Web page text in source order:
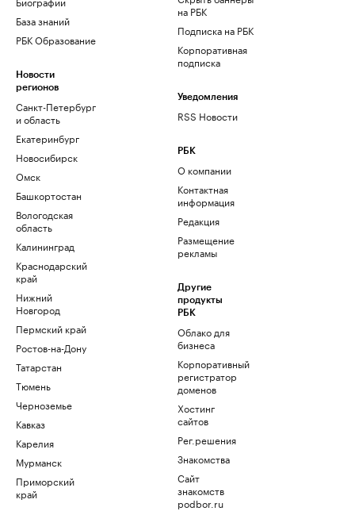
База знаний
РБК Образование
Новости
регионов
Санкт-Петербург
и область
Екатеринбург
Новосибирск
Омск
Башкортостан
Вологодская
область
Калининград
Краснодарский
край
Нижний
Новгород
Пермский край
Ростов-на-Дону
Татарстан
Тюмень
Черноземье
Кавказ
Карелия
Мурманск
Приморский
край
на РБК
Подписка на РБК
Корпоративная
подписка
Уведомления
RSS Новости
РБК
О компании
Контактная
информация
Редакция
Размещение
рекламы
Другие
продукты
РБК
Облако для
бизнеса
Корпоративный
регистратор
доменов
Хостинг
сайтов
Рег.решения
Знакомства
Сайт
знакомств
podbor.ru